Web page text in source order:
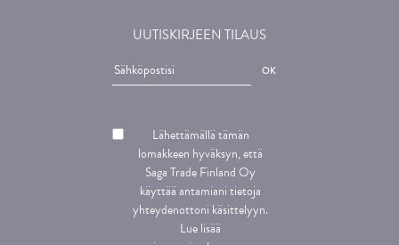
UUTISKIRJEEN TILAUS
Lähettämällä tämän
lomakkeen hyväksyn, että
Saga Trade Finland Oy
käyttää antamiani tietoja
yhteydenottoni käsittelyyn.
Lue lisää